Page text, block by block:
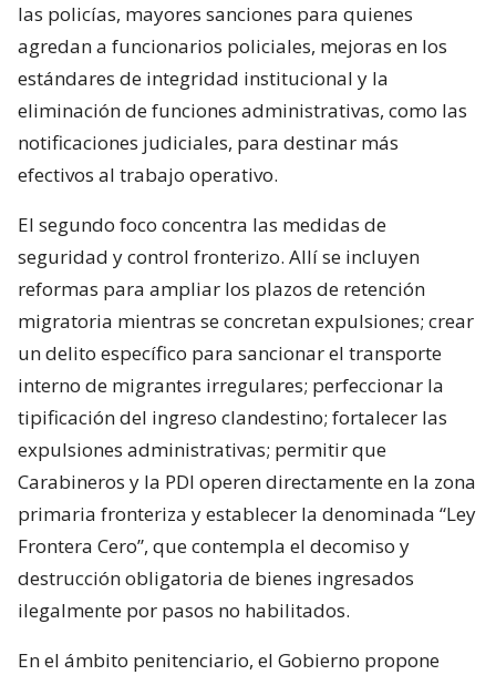
las policías, mayores sanciones para quienes
agredan a funcionarios policiales, mejoras en los
estándares de integridad institucional y la
eliminación de funciones administrativas, como las
notificaciones judiciales, para destinar más
efectivos al trabajo operativo.
El segundo foco concentra las medidas de
seguridad y control fronterizo. Allí se incluyen
reformas para ampliar los plazos de retención
migratoria mientras se concretan expulsiones; crear
un delito específico para sancionar el transporte
interno de migrantes irregulares; perfeccionar la
tipificación del ingreso clandestino; fortalecer las
expulsiones administrativas; permitir que
Carabineros y la PDI operen directamente en la zona
primaria fronteriza y establecer la denominada “Ley
Frontera Cero”, que contempla el decomiso y
destrucción obligatoria de bienes ingresados
ilegalmente por pasos no habilitados.
En el ámbito penitenciario, el Gobierno propone